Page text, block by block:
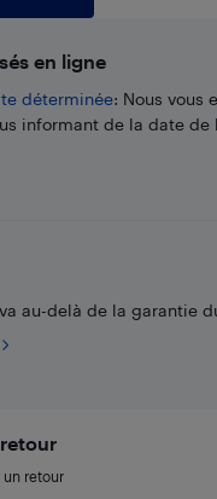
en ligne
déterminée: Nous vous
informant de la date de
au-delà de la garantie
un retour